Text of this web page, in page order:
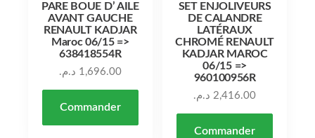
PARE BOUE D’ AILE
AVANT GAUCHE
RENAULT KADJAR
Maroc 06/15 =>
638418554R
1,696.00 د.م.
Commander
SET ENJOLIVEURS
DE CALANDRE
LATÉRAUX
CHROMÉ RENAULT
KADJAR MAROC
06/15 =>
960100956R
2,416.00 د.م.
Commander